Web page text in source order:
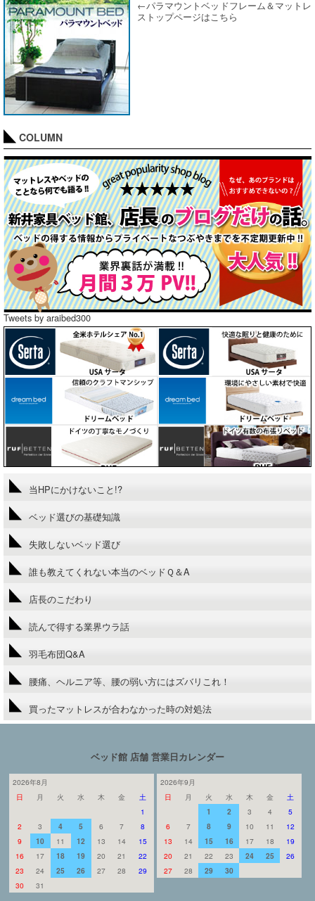
←パラマウントベッドフレーム＆マットレ
ストップページはこちら
COLUMN
Tweets by araibed300
当HPにかけないこと!?
ベッド選びの基礎知識
失敗しないベッド選び
誰も教えてくれない本当のベッドＱ＆A
店長のこだわり
読んで得する業界ウラ話
羽毛布団Q&A
腰痛、ヘルニア等、腰の弱い方にはズバリこれ！
買ったマットレスが合わなかった時の対処法
ベッド館 店舗 営業日カレンダー
2026年8月
日
月 火 水 木 金
土
1
2
3 4 5 6 7
8
9
10 11 12 13 14
15
16
17 18 19 20 21
22
23
24 25 26 27 28
29
30
31
2026年9月
日
月 火 水 木 金
土
1
2 3 4
5
6
7 8 9 10 11
12
13
14 15 16 17 18
19
20
21 22 23 24 25
26
27
28 29 30